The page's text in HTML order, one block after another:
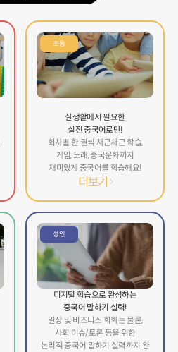
초등
실생활에서 필요한
실전 중국어로만!
회차별 한 권씩 차근차근 학습,
게임, 노래, 중국문화까지
재미있게 중국어를 학습해요!
더보기
성인
디지털 학습으로 완성하는
중국어 말하기 실력!
일상 및 비즈니스 회화는 물론,
사회 이슈/토론 등을 위한
논리적 중국어 말하기 실력까지 완